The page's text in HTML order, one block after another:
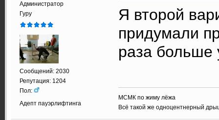
Администратор
Гуру
Сообщений: 2030
Репутация: 1204
Пол:
Адепт пауэрлифтинга
Я второй
придумали
раза больше
МСМК по жиму лёжа
Всё такой же одноцентнерный